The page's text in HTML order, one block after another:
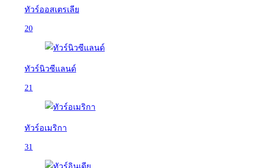
ทัวร์ออสเตรเลีย
20
ทัวร์นิวซีแลนด์
21
ทัวร์อเมริกา
31